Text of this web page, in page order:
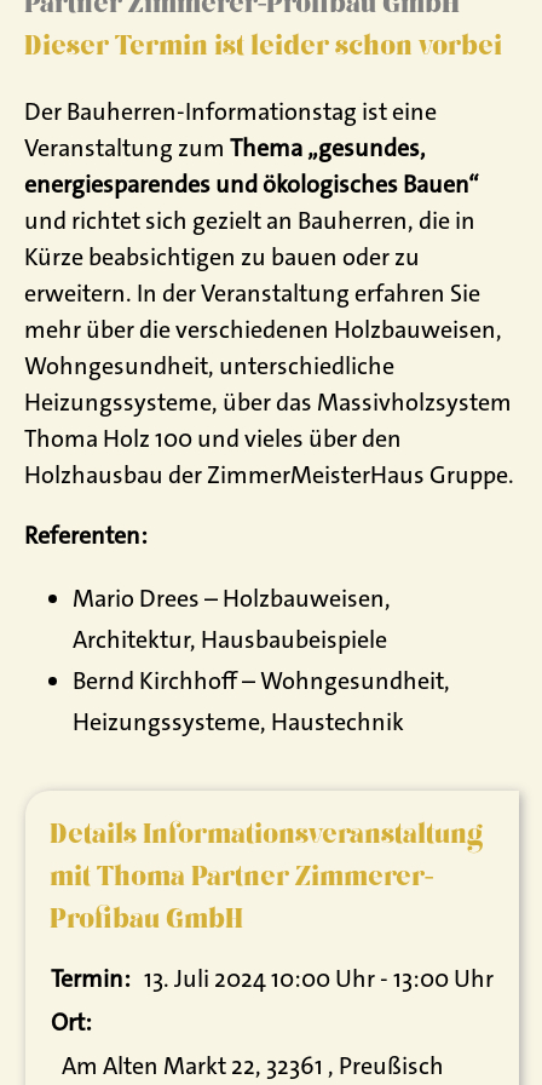
Dieser Termin ist leider schon vorbei
Der Bauherren-Informationstag ist eine
Veranstaltung zum Thema „gesundes,
energiesparendes und ökologisches Bauen“
und richtet sich gezielt an Bauherren, die in
Kürze beabsichtigen zu bauen oder zu
erweitern. In der Veranstaltung erfahren Sie
mehr über die verschiedenen Holzbauweisen,
Wohngesundheit, unterschiedliche
Heizungssysteme, über das Massivholzsystem
Thoma Holz 100 und vieles über den
Holzhausbau der ZimmerMeisterHaus Gruppe.
Referenten:
Mario Drees – Holzbauweisen,
Architektur, Hausbaubeispiele
Bernd Kirchhoff – Wohngesundheit,
Heizungssysteme, Haustechnik
Details Informationsveranstaltung
mit Thoma Partner Zimmerer-
Profibau GmbH
Termin: 13. Juli 2024 10:00 Uhr - 13:00 Uhr
Ort:
Am Alten Markt 22, 32361 , Preußisch